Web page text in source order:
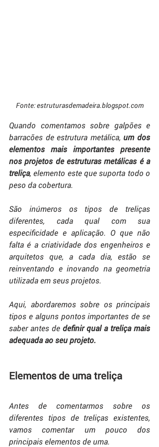
Fonte: estruturasdemadeira.blogspot.com
Quando comentamos sobre galpões e
barracões de estrutura metálica, um dos
elementos mais importantes presente
nos projetos de estruturas metálicas é a
treliça, elemento este que suporta todo o
peso da cobertura.
São inúmeros os tipos de treliças
diferentes, cada qual com sua
especificidade e aplicação. O que não
falta é a criatividade dos engenheiros e
arquitetos que, a cada dia, estão se
reinventando e inovando na geometria
utilizada em seus projetos.
Aqui, abordaremos sobre os principais
tipos e alguns pontos importantes de se
saber antes de definir qual a treliça mais
adequada ao seu projeto.
Elementos de uma treliça
Antes de comentarmos sobre os
diferentes tipos de treliças existentes,
vamos comentar um pouco dos
principais elementos de uma.